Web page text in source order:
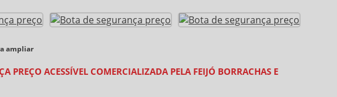
ampliar
PREÇO ACESSÍVEL COMERCIALIZADA PELA FEIJÓ BORRACHAS E